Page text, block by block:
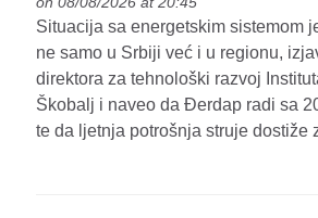
Situacija sa energetskim sistemom
ne samo u Srbiji već i u regionu,
direktora za tehnološki razvoj
Škobalj i naveo da Đerdap radi sa
te da ljetnja potrošnja struje dostiže